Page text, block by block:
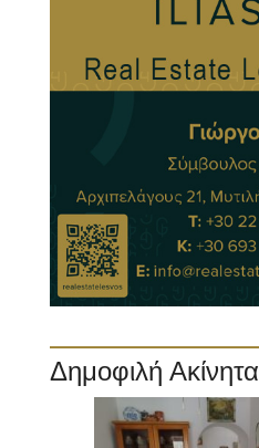
Δημοφιλή Ακίνητα